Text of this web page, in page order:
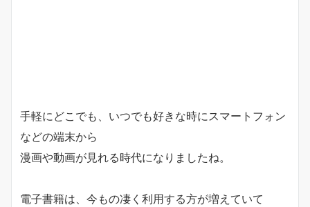
手軽にどこでも、いつでも好きな時にスマートフォン
などの端末から
漫画や動画が見れる時代になりましたね。
電子書籍は、今もの凄く利用する方が増えていて